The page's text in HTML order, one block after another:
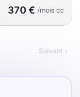
370 € /mois cc
Suivant ›